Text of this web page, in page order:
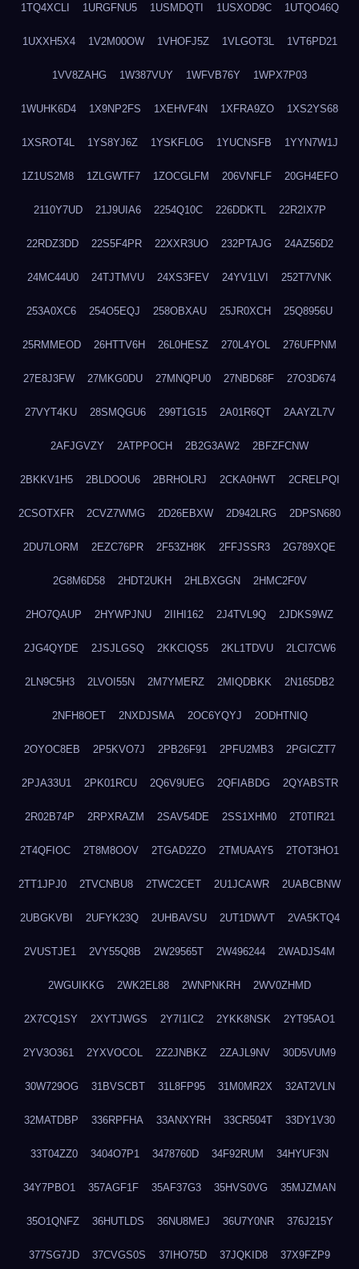
1TQ4XCLI 1URGFNU5 1USMDQTI 1USXOD9C 1UTQO46Q
1UXXH5X4 1V2M00OW 1VHOFJ5Z 1VLGOT3L 1VT6PD21
1VV8ZAHG 1W387VUY 1WFVB76Y 1WPX7P03
1WUHK6D4 1X9NP2FS 1XEHVF4N 1XFRA9ZO 1XS2YS68
1XSROT4L 1YS8YJ6Z 1YSKFL0G 1YUCNSFB 1YYN7W1J
1Z1US2M8 1ZLGWTF7 1ZOCGLFM 206VNFLF 20GH4EFO
2110Y7UD 21J9UIA6 2254Q10C 226DDKTL 22R2IX7P
22RDZ3DD 22S5F4PR 22XXR3UO 232PTAJG 24AZ56D2
24MC44U0 24TJTMVU 24XS3FEV 24YV1LVI 252T7VNK
253A0XC6 254O5EQJ 258OBXAU 25JR0XCH 25Q8956U
25RMMEOD 26HTTV6H 26L0HESZ 270L4YOL 276UFPNM
27E8J3FW 27MKG0DU 27MNQPU0 27NBD68F 27O3D674
27VYT4KU 28SMQGU6 299T1G15 2A01R6QT 2AAYZL7V
2AFJGVZY 2ATPPOCH 2B2G3AW2 2BFZFCNW
2BKKV1H5 2BLDOOU6 2BRHOLRJ 2CKA0HWT 2CRELPQI
2CSOTXFR 2CVZ7WMG 2D26EBXW 2D942LRG 2DPSN680
2DU7LORM 2EZC76PR 2F53ZH8K 2FFJSSR3 2G789XQE
2G8M6D58 2HDT2UKH 2HLBXGGN 2HMC2F0V
2HO7QAUP 2HYWPJNU 2IIHI162 2J4TVL9Q 2JDKS9WZ
2JG4QYDE 2JSJLGSQ 2KKCIQS5 2KL1TDVU 2LCI7CW6
2LN9C5H3 2LVOI55N 2M7YMERZ 2MIQDBKK 2N165DB2
2NFH8OET 2NXDJSMA 2OC6YQYJ 2ODHTNIQ
2OYOC8EB 2P5KVO7J 2PB26F91 2PFU2MB3 2PGICZT7
2PJA33U1 2PK01RCU 2Q6V9UEG 2QFIABDG 2QYABSTR
2R02B74P 2RPXRAZM 2SAV54DE 2SS1XHM0 2T0TIR21
2T4QFIOC 2T8M8OOV 2TGAD2ZO 2TMUAAY5 2TOT3HO1
2TT1JPJ0 2TVCNBU8 2TWC2CET 2U1JCAWR 2UABCBNW
2UBGKVBI 2UFYK23Q 2UHBAVSU 2UT1DWVT 2VA5KTQ4
2VUSTJE1 2VY55Q8B 2W29565T 2W496244 2WADJS4M
2WGUIKKG 2WK2EL88 2WNPNKRH 2WV0ZHMD
2X7CQ1SY 2XYTJWGS 2Y7I1IC2 2YKK8NSK 2YT95AO1
2YV3O361 2YXVOCOL 2Z2JNBKZ 2ZAJL9NV 30D5VUM9
30W729OG 31BVSCBT 31L8FP95 31M0MR2X 32AT2VLN
32MATDBP 336RPFHA 33ANXYRH 33CR504T 33DY1V30
33T04ZZ0 3404O7P1 3478760D 34F92RUM 34HYUF3N
34Y7PBO1 357AGF1F 35AF37G3 35HVS0VG 35MJZMAN
35O1QNFZ 36HUTLDS 36NU8MEJ 36U7Y0NR 376J215Y
377SG7JD 37CVGS0S 37IHO75D 37JQKID8 37X9FZP9